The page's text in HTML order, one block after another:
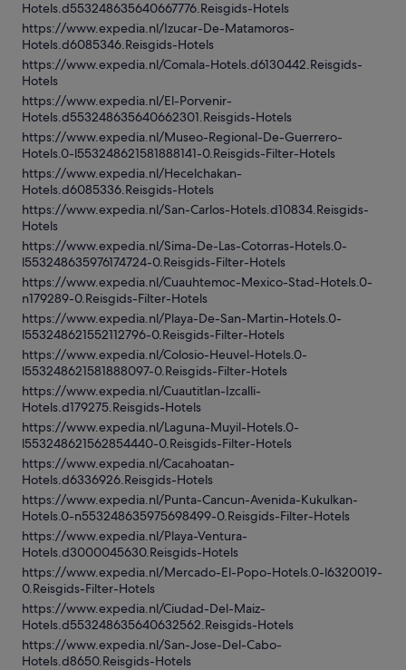
Hotels.d553248635640667776.Reisgids-Hotels
https://www.expedia.nl/Izucar-De-Matamoros-
Hotels.d6085346.Reisgids-Hotels
https://www.expedia.nl/Comala-Hotels.d6130442.Reisgids-
Hotels
https://www.expedia.nl/El-Porvenir-
Hotels.d553248635640662301.Reisgids-Hotels
https://www.expedia.nl/Museo-Regional-De-Guerrero-
Hotels.0-l553248621581888141-0.Reisgids-Filter-Hotels
https://www.expedia.nl/Hecelchakan-
Hotels.d6085336.Reisgids-Hotels
https://www.expedia.nl/San-Carlos-Hotels.d10834.Reisgids-
Hotels
https://www.expedia.nl/Sima-De-Las-Cotorras-Hotels.0-
l553248635976174724-0.Reisgids-Filter-Hotels
https://www.expedia.nl/Cuauhtemoc-Mexico-Stad-Hotels.0-
n179289-0.Reisgids-Filter-Hotels
https://www.expedia.nl/Playa-De-San-Martin-Hotels.0-
l553248621552112796-0.Reisgids-Filter-Hotels
https://www.expedia.nl/Colosio-Heuvel-Hotels.0-
l553248621581888097-0.Reisgids-Filter-Hotels
https://www.expedia.nl/Cuautitlan-Izcalli-
Hotels.d179275.Reisgids-Hotels
https://www.expedia.nl/Laguna-Muyil-Hotels.0-
l553248621562854440-0.Reisgids-Filter-Hotels
https://www.expedia.nl/Cacahoatan-
Hotels.d6336926.Reisgids-Hotels
https://www.expedia.nl/Punta-Cancun-Avenida-Kukulkan-
Hotels.0-n553248635975698499-0.Reisgids-Filter-Hotels
https://www.expedia.nl/Playa-Ventura-
Hotels.d3000045630.Reisgids-Hotels
https://www.expedia.nl/Mercado-El-Popo-Hotels.0-l6320019-
0.Reisgids-Filter-Hotels
https://www.expedia.nl/Ciudad-Del-Maiz-
Hotels.d553248635640632562.Reisgids-Hotels
https://www.expedia.nl/San-Jose-Del-Cabo-
Hotels.d8650.Reisgids-Hotels